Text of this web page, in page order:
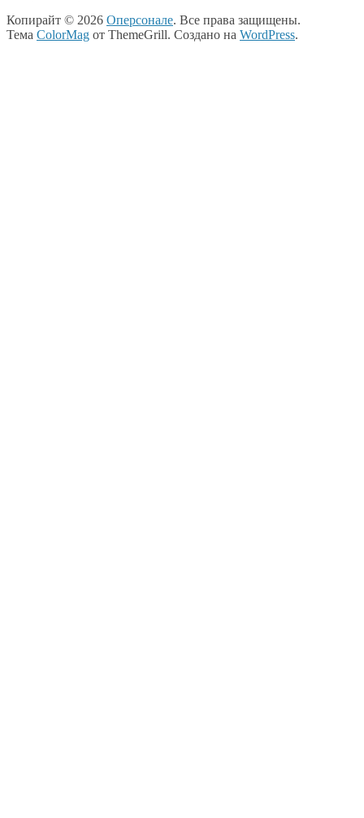
Копирайт © 2026 Оперсонале. Все права защищены.
Тема ColorMag от ThemeGrill. Создано на WordPress.